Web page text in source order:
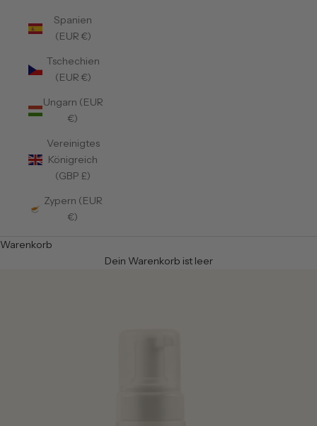
Spanien
(EUR €)
Tschechien
(EUR €)
Ungarn (EUR
€)
Vereinigtes
Königreich
(GBP £)
Zypern (EUR
€)
Warenkorb
Dein Warenkorb ist leer